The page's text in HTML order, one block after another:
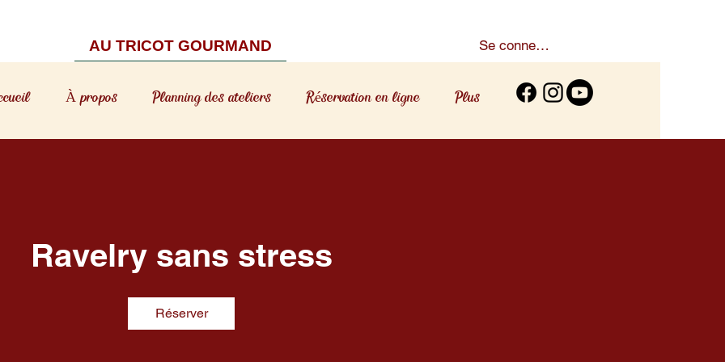
AU TRICOT GOURMAND Se connecter
À propos Planning des ateliers Réservation en ligne Plus
Ravelry sans stress
Réserver